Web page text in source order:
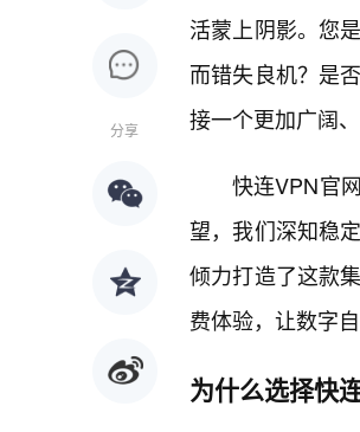
分享
活蒙上阴影。您
而错失良机？是
接一个更加广阔
快连VPN官
望，我们深知稳
倾力打造了这款
费体验，让数字
为什么选择快